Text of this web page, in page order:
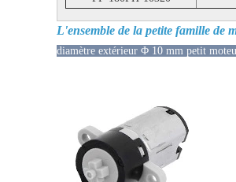
L'ensemble de la petite famille de
diamètre extérieur Φ 10 mm petit